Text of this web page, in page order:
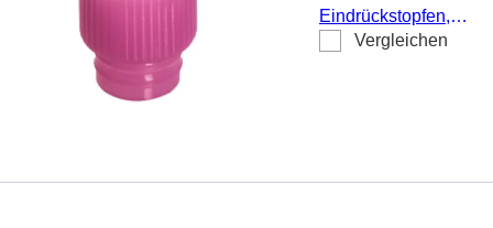
Eindrückstopfen,
rosa, passend für
Vergleichen